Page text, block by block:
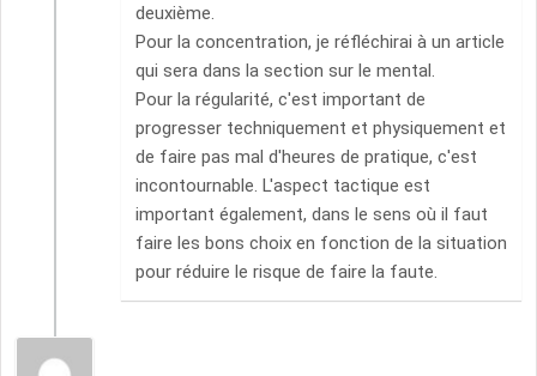
deuxième.
Pour la concentration, je réfléchirai à un article
qui sera dans la section sur le mental.
Pour la régularité, c'est important de
progresser techniquement et physiquement et
de faire pas mal d'heures de pratique, c'est
incontournable. L'aspect tactique est
important également, dans le sens où il faut
faire les bons choix en fonction de la situation
pour réduire le risque de faire la faute.